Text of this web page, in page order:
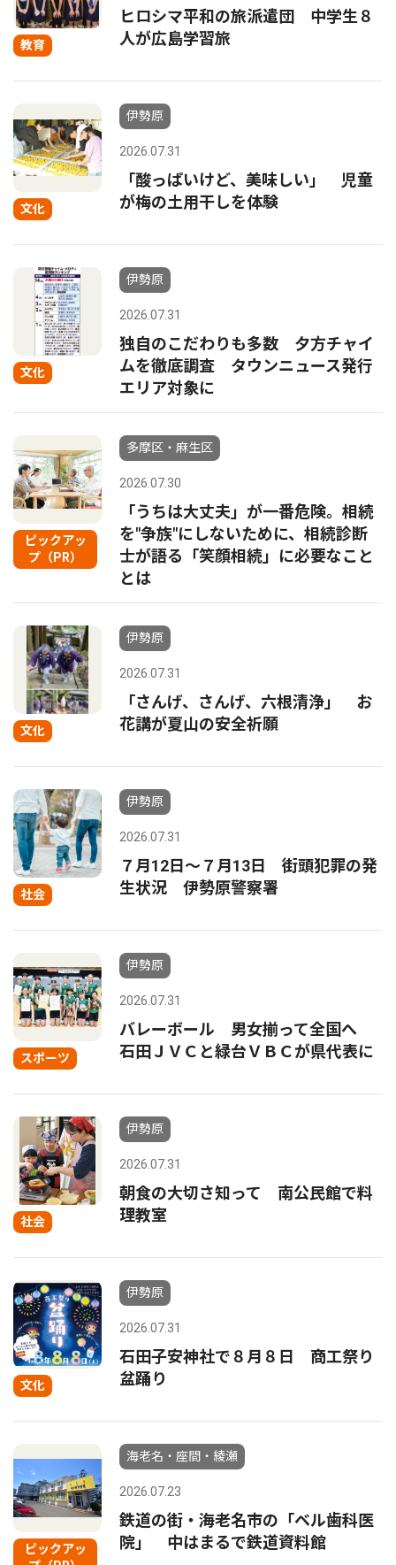
教育
ヒロシマ平和の旅派遣団 中学生８
人が広島学習旅
文化
伊勢原
2026.07.31
「酸っぱいけど、美味しい」 児童
が梅の土用干しを体験
文化
伊勢原
2026.07.31
独自のこだわりも多数 夕方チャイ
ムを徹底調査 タウンニュース発行
エリア対象に
ピックアッ
プ（PR）
多摩区・麻生区
2026.07.30
「うちは大丈夫」が一番危険。相続
を"争族"にしないために、相続診断
士が語る「笑顔相続」に必要なこと
とは
文化
伊勢原
2026.07.31
「さんげ、さんげ、六根清浄」 お
花講が夏山の安全祈願
社会
伊勢原
2026.07.31
７月12日〜７月13日 街頭犯罪の発
生状況 伊勢原警察署
スポーツ
伊勢原
2026.07.31
バレーボール 男女揃って全国へ
石田ＪＶＣと緑台ＶＢＣが県代表に
社会
伊勢原
2026.07.31
朝食の大切さ知って 南公民館で料
理教室
文化
伊勢原
2026.07.31
石田子安神社で８月８日 商工祭り
盆踊り
ピックアッ
海老名・座間・綾瀬
2026.07.23
鉄道の街・海老名市の「ベル歯科医
院」 中はまるで鉄道資料館